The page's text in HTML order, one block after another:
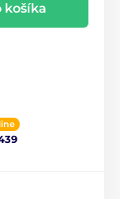
košíka